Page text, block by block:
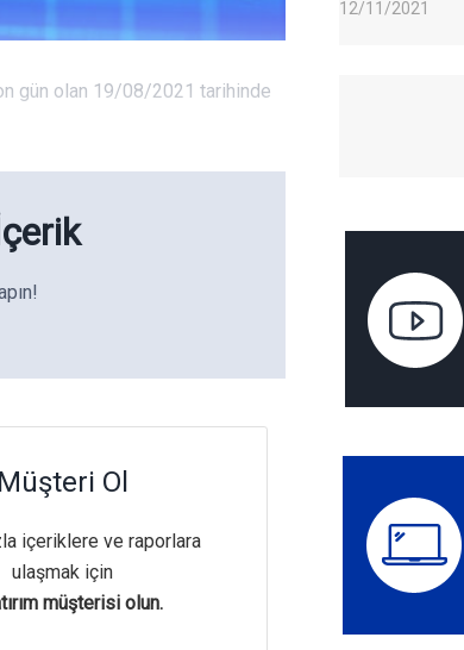
gün olan 19/08/2021 tarihinde
Müşteri Ol
içeriklere ve raporlara
ulaşmak için
müşterisi olun.